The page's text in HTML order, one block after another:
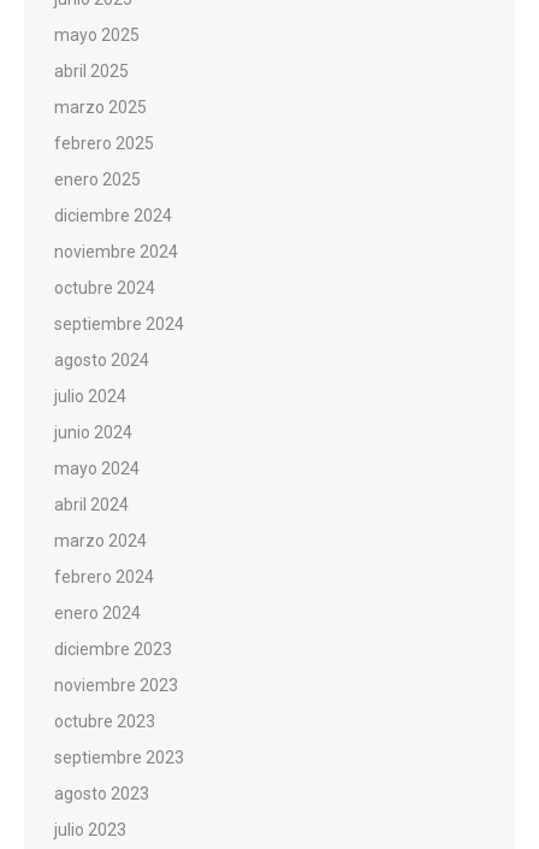
mayo 2025
abril 2025
marzo 2025
febrero 2025
enero 2025
diciembre 2024
noviembre 2024
octubre 2024
septiembre 2024
agosto 2024
julio 2024
junio 2024
mayo 2024
abril 2024
marzo 2024
febrero 2024
enero 2024
diciembre 2023
noviembre 2023
octubre 2023
septiembre 2023
agosto 2023
julio 2023